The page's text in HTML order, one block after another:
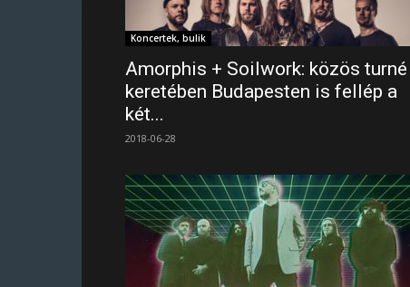
Koncertek, bulik
Amorphis + Soilwork: közös turné
keretében Budapesten is fellép a
két...
2018-06-28